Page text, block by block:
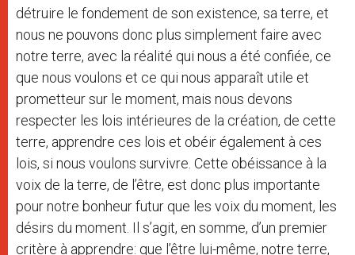
détruire le fondement de son existence, sa terre, et
nous ne pouvons donc plus simplement faire avec
notre terre, avec la réalité qui nous a été confiée, ce
que nous voulons et ce qui nous apparaît utile et
prometteur sur le moment, mais nous devons
respecter les lois intérieures de la création, de cette
terre, apprendre ces lois et obéir également à ces
lois, si nous voulons survivre. Cette obéissance à la
voix de la terre, de l’être, est donc plus importante
pour notre bonheur futur que les voix du moment, les
désirs du moment. Il s’agit, en somme, d’un premier
critère à apprendre: que l’être lui-même, notre terre,